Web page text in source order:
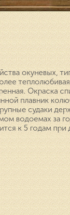
окуневых,
Окраска
плавник
судаки
водоемах за
к 5 годам